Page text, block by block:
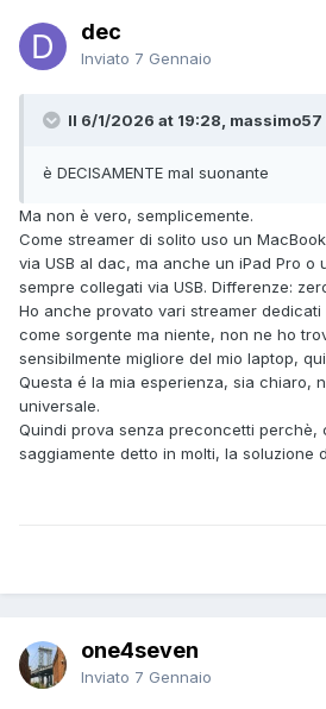
dec
Inviato 7 Gennaio
Il 6/1/2026 at 19:28,
è DECISAMENTE mal suonante
Ma non è vero, semplicemente.
Come streamer di solito uso un
via USB al dac, ma anche un iPad Pro o
sempre collegati via USB. Differenze:
Ho anche provato vari streamer
come sorgente ma niente, non ne ho
sensibilmente migliore del mio laptop,
Questa é la mia esperienza, sia chiaro,
universale.
Quindi prova senza preconcetti perchè,
saggiamente detto in molti, la soluzione
one4seven
Inviato 7 Gennaio